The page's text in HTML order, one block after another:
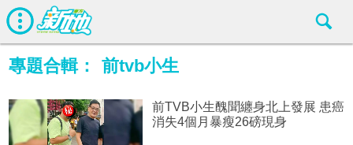
專題合輯： 前tvb小生
前TVB小生醜聞纏身北上發展 患癌
消失4個月暴瘦26磅現身